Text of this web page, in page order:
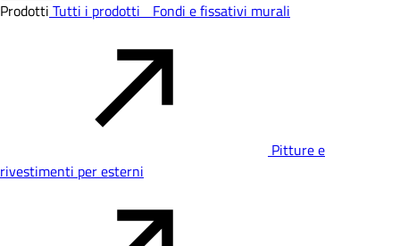
Prodotti Tutti i prodotti Fondi e fissativi murali
Pitture e
rivestimenti per esterni